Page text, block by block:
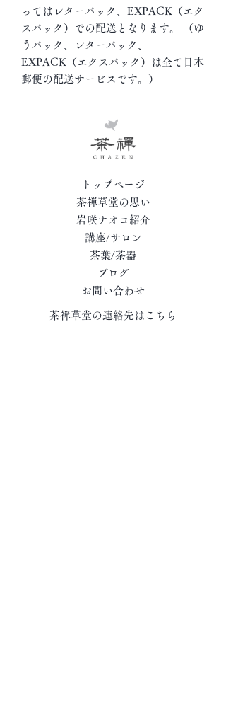
ってはレターパック、EXPACK（エク
スパック）での配送となります。 （ゆ
うパック、レターパック、
EXPACK（エクスパック）は全て日本
郵便の配送サービスです。）
トップページ
茶禅草堂の思い
岩咲ナオコ紹介
講座/サロン
茶葉/茶器
ブログ
お問い合わせ
茶禅草堂の連絡先はこちら